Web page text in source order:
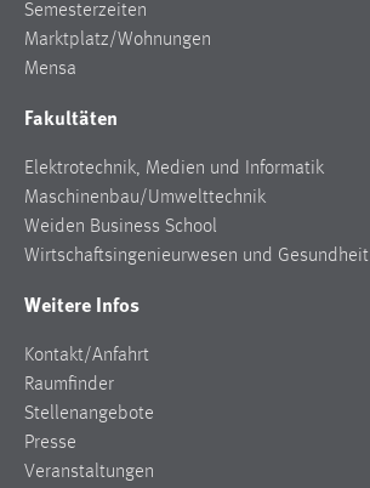
Semesterzeiten
Marktplatz/Wohnungen
Mensa
Fakultäten
Elektrotechnik, Medien und Informatik
Maschinenbau/Umwelttechnik
Weiden Business School
Wirtschaftsingenieurwesen und Gesundheit
Weitere Infos
Kontakt/Anfahrt
Raumfinder
Stellenangebote
Presse
Veranstaltungen